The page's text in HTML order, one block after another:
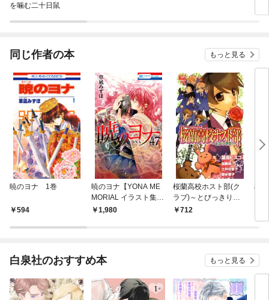
を噛む二十日鼠
同じ作者の本 もっと見る
暁のヨナ 1巻
594
暁のヨナ【YONA ME
MORIAL イラスト集付
き特装版】 47巻
1,980
桜蘭高校ホスト部(ク
ラブ)～とびっきり！
～712
桜
白泉社のおすすめ本 もっと見る